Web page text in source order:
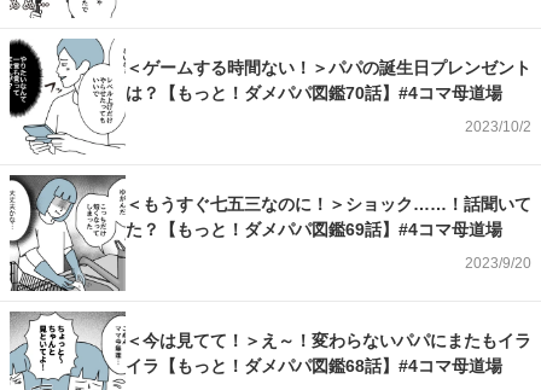
＜ゲームする時間ない！＞パパの誕生日プレンゼント
は？【もっと！ダメパパ図鑑70話】#4コマ母道場
2023/10/2
＜もうすぐ七五三なのに！＞ショック……！話聞いて
た？【もっと！ダメパパ図鑑69話】#4コマ母道場
2023/9/20
＜今は見てて！＞え～！変わらないパパにまたもイラ
イラ【もっと！ダメパパ図鑑68話】#4コマ母道場